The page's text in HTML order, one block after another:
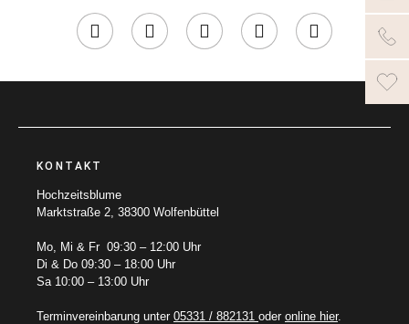
KONTAKT
Hochzeitsblume
Marktstraße 2, 38300 Wolfenbüttel
Mo, Mi & Fr 09:30 – 12:00 Uhr
Di & Do 09:30 – 18:00 Uhr
Sa 10:00 – 13:00 Uhr
Terminvereinbarung unter 05331 / 882131 oder online hier.